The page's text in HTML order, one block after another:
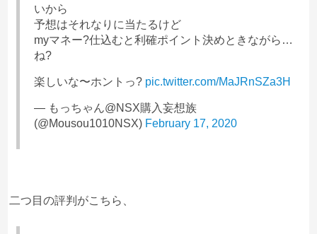
いから
予想はそれなりに当たるけど
myマネー?仕込むと利確ポイント決めときながら…
ね?
楽しいな〜ホントっ? pic.twitter.com/MaJRnSZa3H
— もっちゃん@NSX購入妄想族
(@Mousou1010NSX) February 17, 2020
二つ目の評判がこちら、